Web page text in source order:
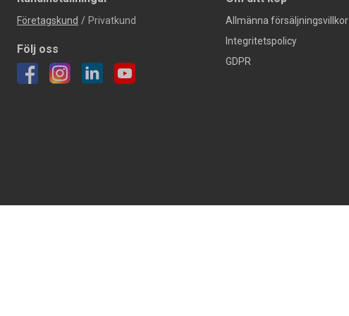
Företagskund / Privatkund
Följ oss
Allmänna försäljningsvillkor
Integritetspolicy
GDPR